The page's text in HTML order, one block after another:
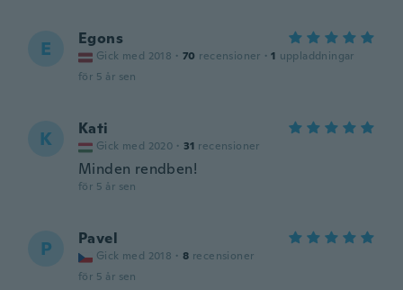
E Egons
Gick med 2018 · 70 recensioner · 1 uppladdningar
för 5 år sen
K Kati
Gick med 2020 · 31 recensioner
Minden rendben!
för 5 år sen
P Pavel
Gick med 2018 · 8 recensioner
för 5 år sen